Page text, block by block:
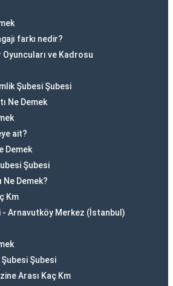
farkı nedir?
ve Kadrosu
Şubesi Şubesi
Ne Demek
ait?
Demek
Şubesi
Ne Demek?
Km
- Arnavutköy Merkez (İstanbul)
Şubesi
Arası Kaç Km